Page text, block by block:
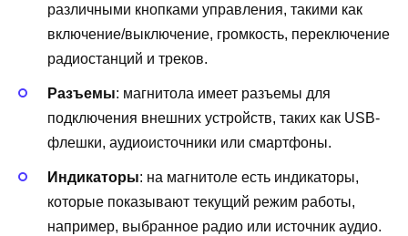
различными кнопками управления, такими как
включение/выключение, громкость, переключение
радиостанций и треков.
Разъемы: магнитола имеет разъемы для
подключения внешних устройств, таких как USB-
флешки, аудиоисточники или смартфоны.
Индикаторы: на магнитоле есть индикаторы,
которые показывают текущий режим работы,
например, выбранное радио или источник аудио.